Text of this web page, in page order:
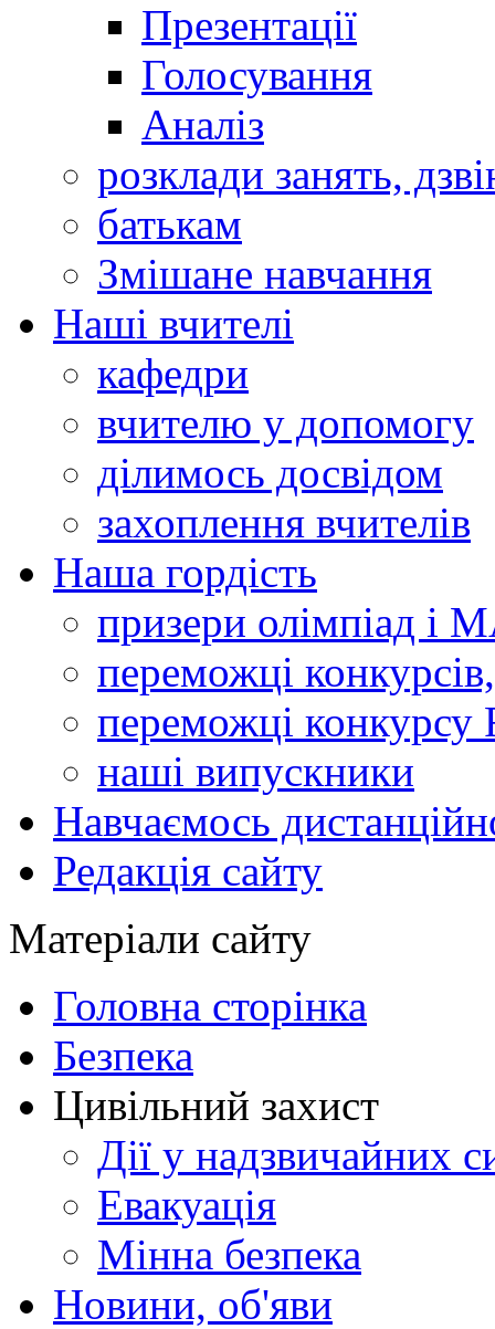
Презентації
Голосування
Аналіз
розклади занять,
батькам
Змішане навчання
Наші вчителі
кафедри
вчителю у допомогу
ділимось досвідом
захоплення вчителів
Наша гордість
призери олімпіад і
переможці
переможці конкурсу
наші випускники
Навчаємось
Редакція сайту
Матеріали сайту
Головна сторінка
Безпека
Цивільний захист
Дії у надзвичайних
Евакуація
Мінна безпека
Новини, об'яви